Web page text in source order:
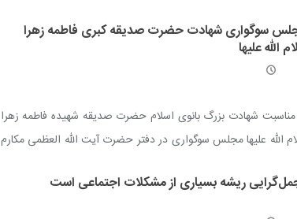
سوگواری شهادت حضرت صدیقه کبری فاطمه زهرا
الله علیها
مناسبت شهادت بزرگ بانوی اسلام حضرت صدیقه شهیده فاطمه زهرا
الله علیها مجلس سوگواری در دفتر حضرت آیت الله العظمی مکارم
ریشه بسیاری از مشکلات اجتماعی است